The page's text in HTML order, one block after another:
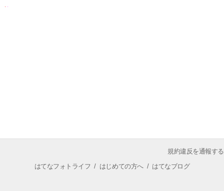
規約違反を通報する
はてなフォトライフ / はじめての方へ/ はてなブログ